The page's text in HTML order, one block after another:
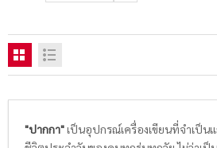
"ปากกา"เป็นอุปกรณ์เครื่องเขียนที่จำเป็น